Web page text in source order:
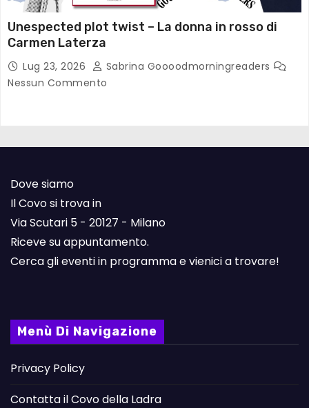
Unespected plot twist – La donna in rosso di
Carmen Laterza
Lug 23, 2026
Sabrina Goooodmorningreaders
Nessun Commento
Dove siamo
Il Covo si trova in
Via Scutari 5 - 20127 - Milano
Riceve su appuntamento.
Cerca gli eventi in programma e vienici a trovare!
Menù Di Navigazione
Privacy Policy
Contatta il Covo della Ladra